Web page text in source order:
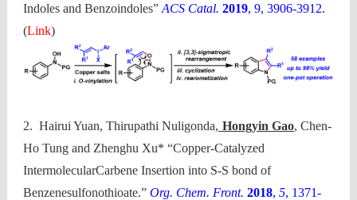
Indoles and Benzoindoles” ACS Catal. 2019, 9, 3906-3912.
(Link)
2. Hairui Yuan, Thirupathi Nuligonda, Hongyin Gao, Chen-
Ho Tung and Zhenghu Xu* “Copper-Catalyzed
IntermolecularCarbene Insertion into S-S bond of
Benzenesulfonothioate.” Org. Chem. Front. 2018, 5, 1371-